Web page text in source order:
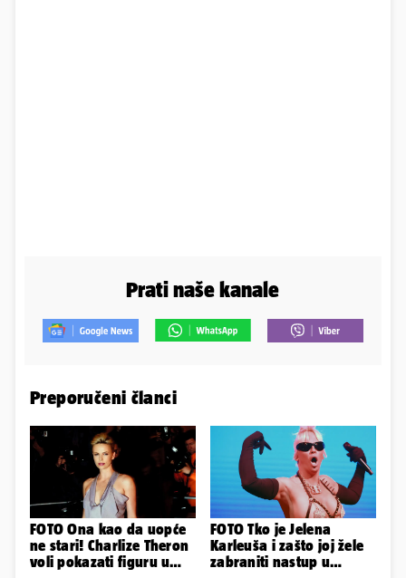
Prati naše kanale
Preporučeni članci
FOTO Ona kao da uopće
ne stari! Charlize Theron
voli pokazati figuru u
FOTO Tko je Jelena
Karleuša i zašto joj žele
zabraniti nastup u